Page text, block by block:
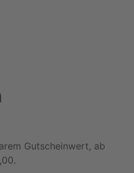
Gutscheinwert, ab